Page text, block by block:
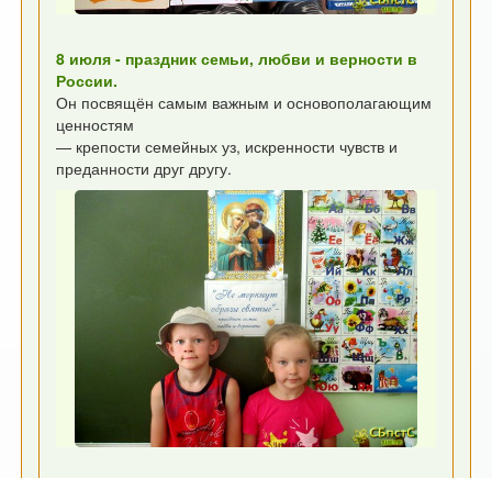
8 июля - праздник семьи, любви и верности в
России.
Он посвящён самым важным и основополагающим
ценностям
— крепости семейных уз, искренности чувств и
преданности друг другу.